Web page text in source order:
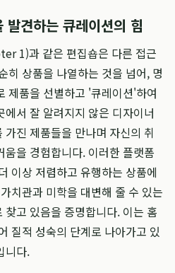
견하는 큐레이션의 힘
1)과 같은 편집숍은 다른 접근
히 상품을 나열하는 것을 넘어, 명
제품을 선별하고 '큐레이션'하여
서 잘 알려지지 않은 디자이너
진 제품들을 만나며 자신의 취
을 경험합니다. 이러한 플랫폼
이상 저렴하고 유행하는 상품에
치관과 미학을 대변해 줄 수 있는
고 있음을 증명합니다. 이는 홈
질적 성숙의 단계로 나아가고 있
니다.